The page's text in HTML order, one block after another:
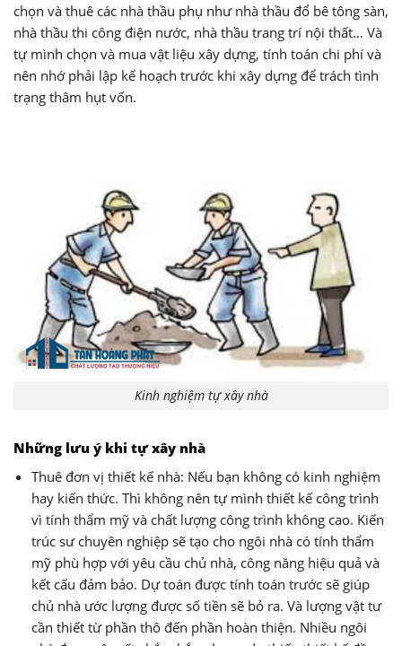
chọn và thuê các nhà thầu phụ như nhà thầu đổ bê tông sàn,
nhà thầu thi công điện nước, nhà thầu trang trí nội thất… Và
tự mình chọn và mua vật liệu xây dựng, tính toán chi phí và
nên nhớ phải lập kế hoạch trước khi xây dựng để trách tình
trạng thâm hụt vốn.
Kinh nghiệm tự xây nhà
Những lưu ý khi tự xây nhà
Thuê đơn vị thiết kế nhà: Nếu bạn không có kinh nghiệm
hay kiến thức. Thì không nên tự mình thiết kế công trình
vì tính thẩm mỹ và chất lượng công trình không cao. Kiến
trúc sư chuyên nghiệp sẽ tạo cho ngôi nhà có tính thẩm
mỹ phù hợp với yêu cầu chủ nhà, công năng hiệu quả và
kết cấu đảm bảo. Dự toán được tính toán trước sẽ giúp
chủ nhà ước lượng được số tiền sẽ bỏ ra. Và lượng vật tư
cần thiết từ phần thô đến phần hoàn thiện. Nhiều ngôi